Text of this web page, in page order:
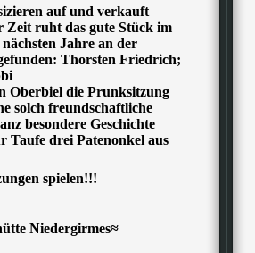
auf und verkauft
Zeit ruht das gute Stück im
Jahre an der
Thorsten Friedrich;
Oberbiel die Prunksitzung
solch freundschaftliche
besondere Geschichte
Taufe drei Patenonkel aus
spielen!!!
Niedergirmes≈